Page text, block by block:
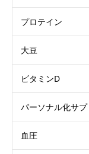
プロテイン
大豆
ビタミンD
パーソナル化サプ
血圧